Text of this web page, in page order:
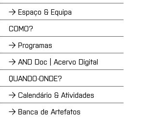
→ Espaço & Equipa
COMO?
→ Programas
→ AND Doc | Acervo Digital
QUANDO-ONDE?
→ Calendário & Atividades
→ Banca de Artefatos